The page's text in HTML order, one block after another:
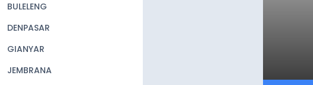
BULELENG
DENPASAR
GIANYAR
JEMBRANA